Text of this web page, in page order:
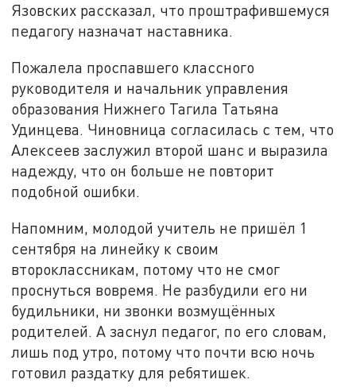
Язовских рассказал, что проштрафившемуся
педагогу назначат наставника.
Пожалела проспавшего классного
руководителя и начальник управления
образования Нижнего Тагила Татьяна
Удинцева. Чиновница согласилась с тем, что
Алексеев заслужил второй шанс и выразила
надежду, что он больше не повторит
подобной ошибки.
Напомним, молодой учитель не пришёл 1
сентября на линейку к своим
второклассникам, потому что не смог
проснуться вовремя. Не разбудили его ни
будильники, ни звонки возмущённых
родителей. А заснул педагог, по его словам,
лишь под утро, потому что почти всю ночь
готовил раздатку для ребятишек.